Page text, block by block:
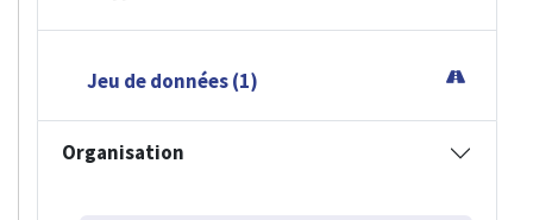
Jeu de données (1)
Organisation